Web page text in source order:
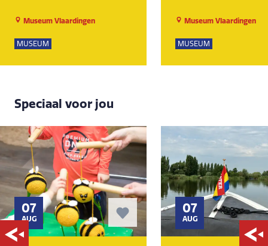
Museum Vlaardingen
MUSEUM
Museum Vlaardingen
MUSEUM
Speciaal voor jou
07
AUG
07
AUG